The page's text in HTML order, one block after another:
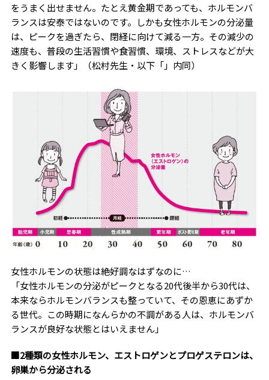
をうまく出せません。たとえ黄金期であっても、ホルモンバ
ランスは安泰ではないのです。しかも女性ホルモンの分泌量
は、ピークを過ぎたら、閉経に向けて減る一方。その減少の
速度も、普段の生活習慣や食習慣、環境、ストレスなどが大
きく影響します」（松村先生・以下「」内同）
女性ホルモンの状態は絶好調なはずなのに…
「女性ホルモンの分泌がピークとなる20代後半から30代は、
本来ならホルモンバランスも整っていて、その恩恵にあずか
る世代。この時期になんらかの不調がある人は、ホルモンバ
ランスが良好な状態とはいえません」
■2種類の女性ホルモン、エストロゲンとプロゲステロンは、
卵巣から分泌される